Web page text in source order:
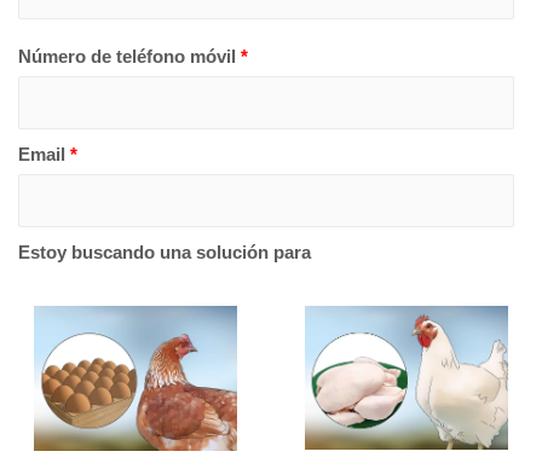
Número de teléfono móvil *
Email *
Estoy buscando una solución para